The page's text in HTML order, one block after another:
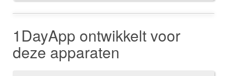
1DayApp ontwikkelt voor
deze apparaten